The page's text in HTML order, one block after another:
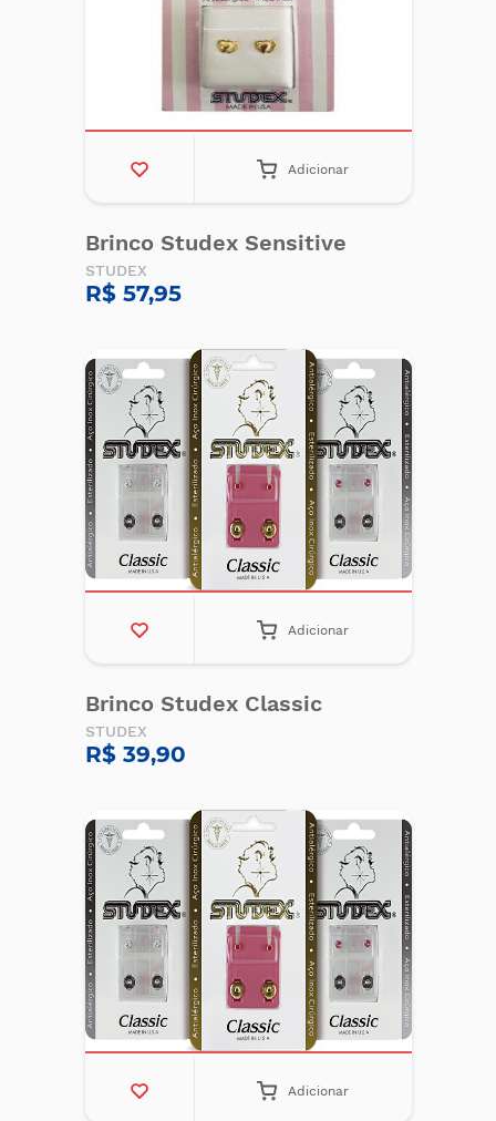
Adicionar
Brinco Studex Sensitive
STUDEX
R$ 57,95
Adicionar
Brinco Studex Classic
STUDEX
R$ 39,90
Adicionar